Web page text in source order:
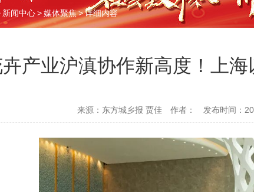
新闻中心>媒体聚焦>详细内容
产业沪滇协作新高度！上
来源：东方城乡报 贾佳 作者： 发布时间：